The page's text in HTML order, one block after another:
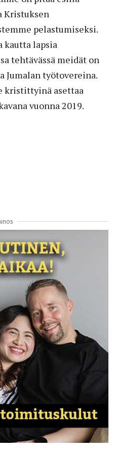
Kristuksen
pelastumiseksi.
kautta lapsia
tehtävässä meidät on
Jumalan työtovereina.
kristittyinä asettaa
vuonna 2019.